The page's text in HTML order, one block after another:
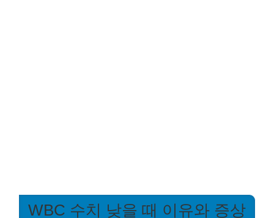
WBC 수치 낮을 때 이유와 증상